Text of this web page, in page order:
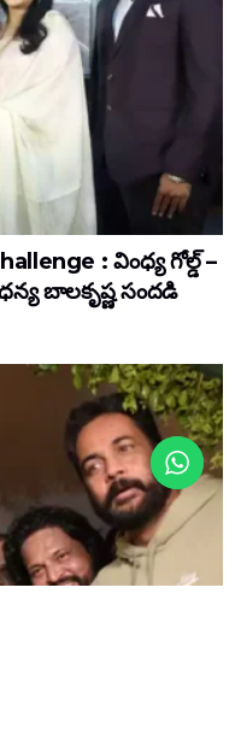
: వింధ్య గోల్డ్ –
బాల‌కృష్ణ‌ సందడి